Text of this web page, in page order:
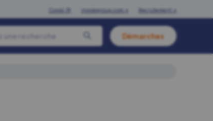
Covid-19 inoviegroup.com ↗ Recrutement ↗
Démarches